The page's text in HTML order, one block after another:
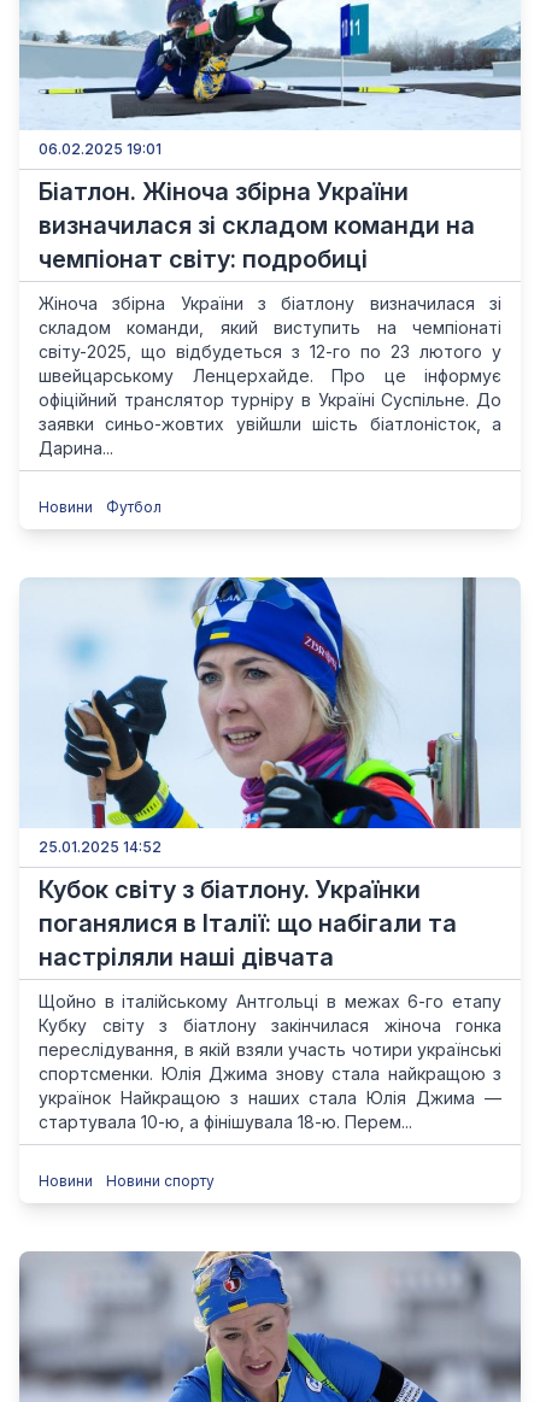
06.02.2025 19:01
Біатлон. Жіноча збірна України
визначилася зі складом команди на
чемпіонат світу: подробиці
Жіноча збірна України з біатлону визначилася зі
складом команди, який виступить на чемпіонаті
світу-2025, що відбудеться з 12-го по 23 лютого у
швейцарському Ленцерхайде. Про це інформує
офіційний транслятор турніру в Україні Суспільне. До
заявки синьо-жовтих увійшли шість біатлоністок, а
Дарина...
Новини Футбол
25.01.2025 14:52
Кубок світу з біатлону. Українки
поганялися в Італії: що набігали та
настріляли наші дівчата
Щойно в італійському Антгольці в межах 6-го етапу
Кубку світу з біатлону закінчилася жіноча гонка
переслідування, в якій взяли участь чотири українські
спортсменки. Юлія Джима знову стала найкращою з
українок Найкращою з наших стала Юлія Джима —
стартувала 10-ю, а фінішувала 18-ю. Перем...
Новини Новини спорту